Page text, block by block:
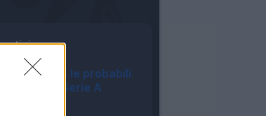
Fantacalcio, le probabili
della Serie A
2026/27